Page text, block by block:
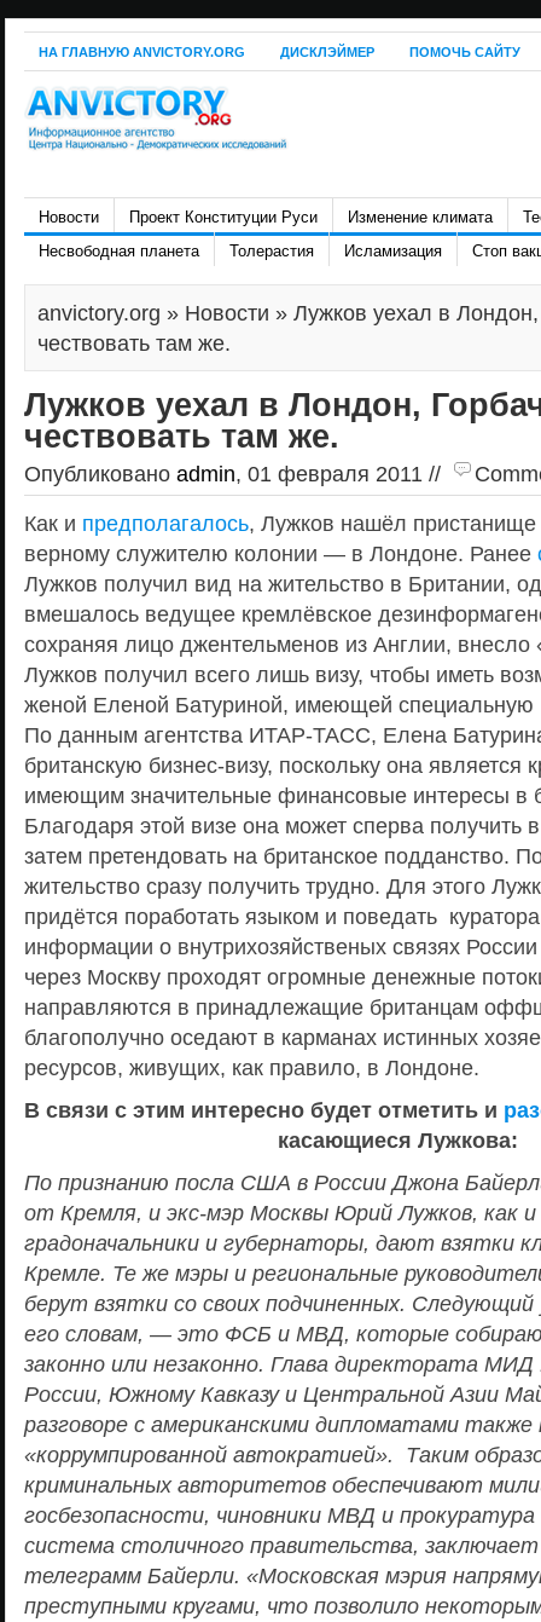
НА ГЛАВНУЮ ANVICTORY.ORG ДИСКЛЭЙМЕР ПОМОЧЬ САЙТУ
Новости Проект Конституции Руси Изменение климата
Несвободная планета
Толерастия Исламизация Стоп
anvictory.org » Новости » Лужков уехал в
чествовать там же.
Лужков уехал в Лондон,
чествовать там же.
Опубликовано admin, 01 февраля 2011 //
Как и предполагалось, Лужков нашёл
верному служителю колонии — в Лондоне. Ранее
Лужков получил вид на жительство в Британии,
вмешалось ведущее кремлёвское
сохраняя лицо джентельменов из Англии, внесло
Лужков получил всего лишь визу, чтобы иметь
женой Еленой Батуриной, имеющей специальную
По данным агентства ИТАР-ТАСС, Елена
британскую бизнес-визу, поскольку она является
имеющим значительные финансовые интересы в
Благодаря этой визе она может сперва получить
затем претендовать на британское подданство.
жительство сразу получить трудно. Для этого
придётся поработать языком и поведать
информации о внутрихозяйственых связях
через Москву проходят огромные денежные
направляются в принадлежащие британцам
благополучно оседают в карманах истинных
ресурсов, живущих, как правило, в Лондоне.
В связи с этим интересно будет отметить и
касающиеся Лужкова:
По признанию посла США в России Джона
от Кремля, и экс-мэр Москвы Юрий Лужков, как и
градоначальники и губернаторы, дают взятки
Кремле. Те же мэры и региональные
берут взятки со своих подчиненных. Следующий
его словам, — это ФСБ и МВД, которые
законно или незаконно. Глава директората
России, Южному Кавказу и Центральной Азии
разговоре с американскими дипломатами также
«коррумпированной автократией». Таким
криминальных авторитетов обеспечивают
госбезопасности, чиновники МВД и
система столичного правительства, заключает
телеграмм Байерли. «Московская мэрия
преступными кругами, что позволило